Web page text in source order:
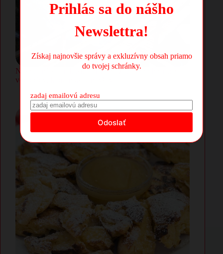
Nespútaná sila rakúskej prírody: Zažite dychberúce
vodopády, ktoré musíte navštíviť
Prihlás sa do nášho
Newslettra!
Získaj najnovšie správy a exkluzívny obsah priamo
do tvojej schránky.
zadaj emailovú adresu